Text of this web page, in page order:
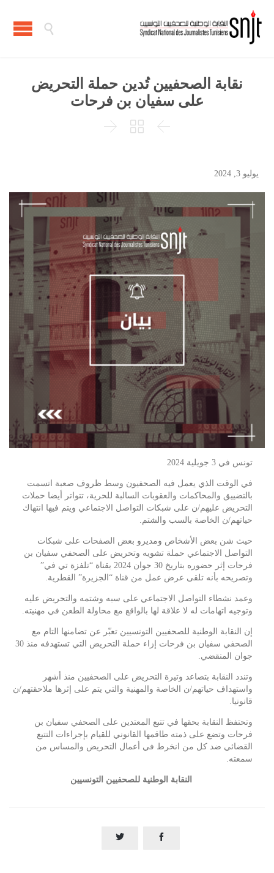

نقابة الصحفيين تُدين حملة التحريض
على سفيان بن فرحات



يوليو 3, 2024
تونس في 3 جويلية 2024
في الوقت الذي يعمل فيه الصحفيون وسط ظروف صعبة اتسمت
بالتضييق والمحاكمات والعقوبات السالبة للحرية، تتواتر أيضا حملات
التحريض عليهم/ن على شبكات التواصل الاجتماعي ويتم فيها انتهاك
حياتهم/ن الخاصة بالسب والشتم.
حيث شن بعض الأشخاص ومديرو بعض الصفحات على شبكات
التواصل الاجتماعي حملة تشويه وتحريض على الصحفي سفيان بن
فرحات إثر حضوره بتاريخ 30 جوان 2024 بقناة “تلفزة تي في”
وتصريحه بأنه تلقى عرض عمل من قناة “الجزيرة” القطرية.
وعمد نشطاء التواصل الاجتماعي على سبه وشتمه والتحريض عليه
وتوجيه اتهامات له لا علاقة لها بالواقع مع محاولة الطعن في مهنيته.
إن النقابة الوطنية للصحفيين التونسيين تعبّر عن تضامنها التام مع
الصحفي سفيان بن فرحات إزاء حملة التحريض التي تستهدفه منذ 30
جوان المنقضي.
وتندد النقابة بتصاعد وتيرة التحريض على الصحفيين منذ أشهر
واستهداف حياتهم/ن الخاصة والمهنية والتي يتم على إثرها ملاحقتهم/ن
قانونيا.
وتحتفظ النقابة بحقها في تتبع المعتدين على الصحفي سفيان بن
فرحات وتضع على ذمته طاقمها القانوني للقيام بإجراءات التتبع
القضائي ضد كل من انخرط في أعمال التحريض والمساس من
سمعته.
النقابة الوطنية للصحفيين التونسيين

